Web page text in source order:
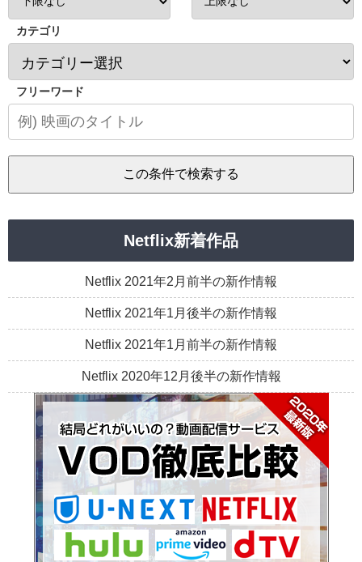
カテゴリ
フリーワード
Netflix新着作品
Netflix 2021年2月前半の新作情報
Netflix 2021年1月後半の新作情報
Netflix 2021年1月前半の新作情報
Netflix 2020年12月後半の新作情報